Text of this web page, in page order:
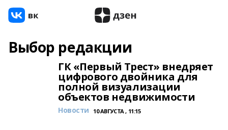
Выбор редакции
ГК «Первый Трест» внедряет
цифрового двойника для
полной визуализации
объектов недвижимости
Новости 10 АВГУСТА , 11:15